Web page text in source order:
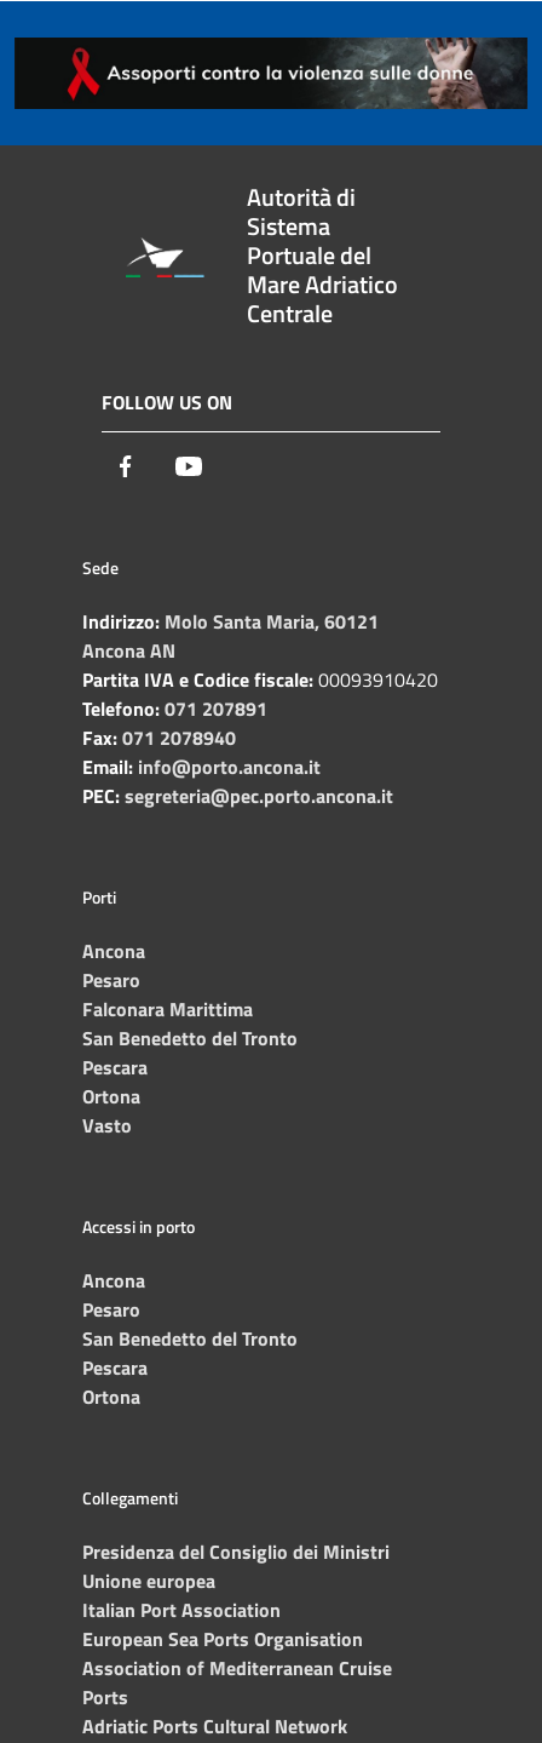
Autorità di
Sistema
Portuale del
Mare Adriatico
Centrale
FOLLOW US ON
Facebook
Sede
Indirizzo: Molo Santa Maria, 60121
Ancona AN
Partita IVA e Codice fiscale:00093910420
Telefono:071 207891
Fax:071 2078940
Email: info@porto.ancona.it
PEC:segreteria@pec.porto.ancona.it
Porti
Ancona
Pesaro
Falconara Marittima
San Benedetto del Tronto
Pescara
Ortona
Vasto
Accessi in porto
Ancona
Pesaro
San Benedetto del Tronto
Pescara
Ortona
Collegamenti
Presidenza del Consiglio dei Ministri
Unione europea
Italian Port Association
European Sea Ports Organisation
Association of Mediterranean Cruise
Ports
Adriatic Ports Cultural Network